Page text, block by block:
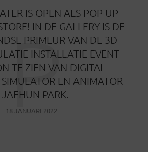
IS OPEN ALS POP UP
IN DE GALLERY IS DE
PRIMEUR VAN DE 3D
INSTALLATIE EVENT
TE ZIEN VAN DIGITAL
SIMULATOR EN ANIMATOR
JAEHUN PARK.
18 JANUARI 2022
P